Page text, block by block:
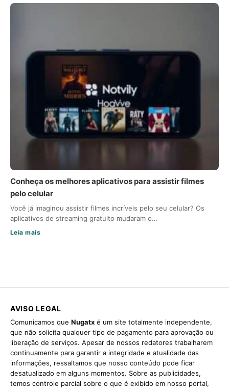
Conheça os melhores aplicativos para assistir filmes
pelo celular
Você já imaginou assistir filmes incríveis pelo seu celular? Os
aplicativos de streaming gratuito mudaram o…
Leia mais
AVISO LEGAL
Comunicamos que Nugatx é um site totalmente independente,
que não solicita qualquer tipo de pagamento para aprovação ou
liberação de serviços. Apesar de nossos redatores trabalharem
continuamente para garantir a integridade e atualidade das
informações, ressaltamos que nosso conteúdo pode ficar
desatualizado em alguns momentos. Sobre as publicidades,
temos controle parcial sobre o que é exibido em nosso portal,